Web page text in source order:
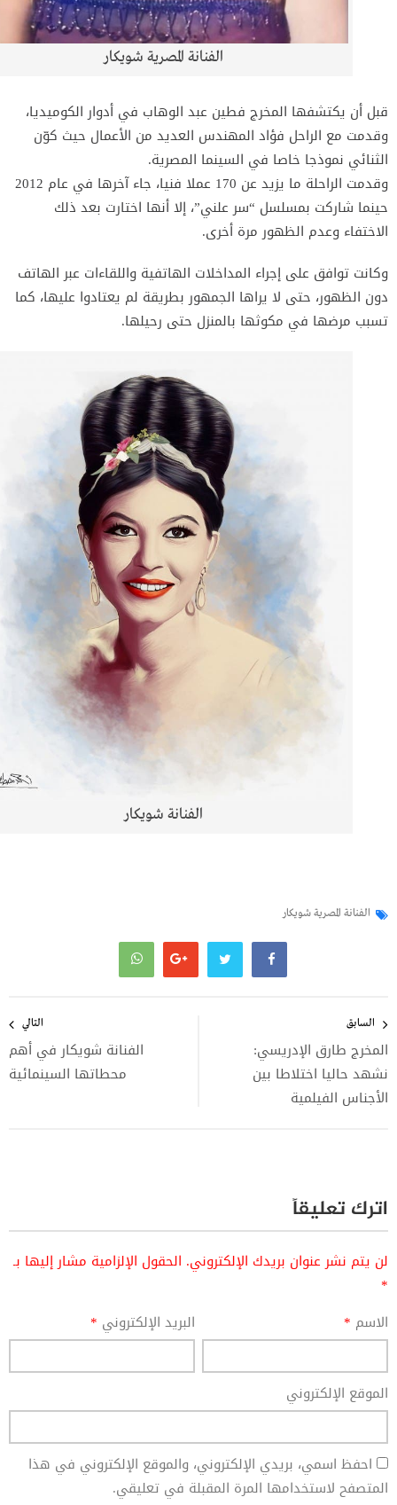
الفنانة المصرية شويكار
قبل أن يكتشفها المخرج فطين عبد الوهاب في أدوار الكوميديا،
وقدمت مع الراحل فؤاد المهندس العديد من الأعمال حيث كوّن
الثنائي نموذجا خاصا في السينما المصرية.
وقدمت الراحلة ما يزيد عن 170 عملا فنيا، جاء آخرها في عام 2012
حينما شاركت بمسلسل “سر علني”، إلا أنها اختارت بعد ذلك
الاختفاء وعدم الظهور مرة أخرى.
وكانت توافق على إجراء المداخلات الهاتفية واللقاءات عبر الهاتف
دون الظهور، حتى لا يراها الجمهور بطريقة لم يعتادوا عليها، كما
تسبب مرضها في مكوثها بالمنزل حتى رحيلها.
الفنانة شويكار
الفنانة المصرية شويكار
المقالات
السابق
المخرج طارق الإدريسي:
نشهد حاليا اختلاطا بين
الأجناس الفيلمية
التالي
الفنانة شويكار في أهم
محطاتها السينمائية
اترك تعليقاً
لن يتم نشر عنوان بريدك الإلكتروني. الحقول الإلزامية مشار إليها بـ
*
الاسم * البريد الإلكتروني *
الموقع الإلكتروني
احفظ اسمي، بريدي الإلكتروني، والموقع الإلكتروني في هذا
المتصفح لاستخدامها المرة المقبلة في تعليقي.